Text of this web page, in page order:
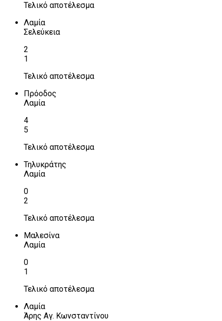
Τελικό αποτέλεσμα
Λαμία
Σελεύκεια
2
1
Τελικό αποτέλεσμα
Πρόοδος
Λαμία
4
5
Τελικό αποτέλεσμα
Τηλυκράτης
Λαμία
0
2
Τελικό αποτέλεσμα
Μαλεσίνα
Λαμία
0
1
Τελικό αποτέλεσμα
Λαμία
Άρης Αγ. Κωνσταντίνου